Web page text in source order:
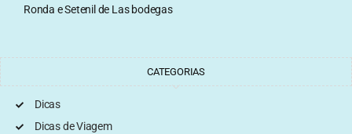
Ronda e Setenil de Las bodegas
CATEGORIAS
Dicas
Dicas de Viagem